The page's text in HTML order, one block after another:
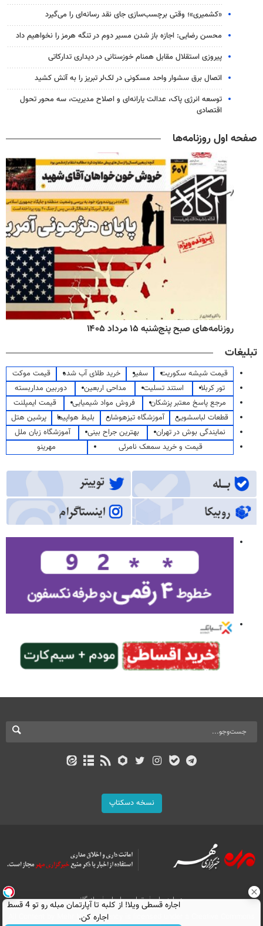
«کشمیری»؛ وقتی برچسب‌سازی جای نقد رسانه‌ای را می‌گیرد
محسن رضایی: اجازه باز شدن مسیر دوم در تنگه هرمز را نخواهیم داد
پیروزی استقلال مقابل همنام خوزستانی در دیداری تدارکاتی
اتصال برق سشوار واحد مسکونی در لک‌لر تبریز را به آتش کشید
توسعه انرژی پاک، عدالت یارانه‌ای و اصلاح مدیریت، سه محور تحول
اقتصادی
صفحه اول روزنامه‌ها
روزنامه‌های صبح پنج‌شنبه ۱۵ مرداد ۱۴۰۵
تبلیغات
قیمت شیشه سکوریت سفیر خرید طلای آب شده
قیمت موکت
تور کربلا
استند تسلیت مداحی اربعین
دوربین مداربسته
مرجع پاسخ معتبر پزشکان
فروش مواد شیمیایی
قیمت ایمپلنت
قطعات لباسشویی
آموزشگاه تیزهوشان بلیط هواپیما
پرشین هتل
نمایندگی بوش در تهران
بهترین جراح بینی
آموزشگاه زبان ملل
قیمت و خرید سمعک نامرئی
مهرینو
نسخه دسکتاپ
درباره ما تماس با ما
بازرگانی
All Content by Mehr News Agency is licensed under a Creative Commons
اجاره‌ قسطی ویلا! از کلبه تا آپارتمان مبله رو تو 4 قسط
اجاره کن.